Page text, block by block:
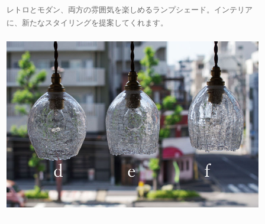
レトロとモダン、両方の雰囲気を楽しめるランプシェード。インテリア
に、新たなスタイリングを提案してくれます。